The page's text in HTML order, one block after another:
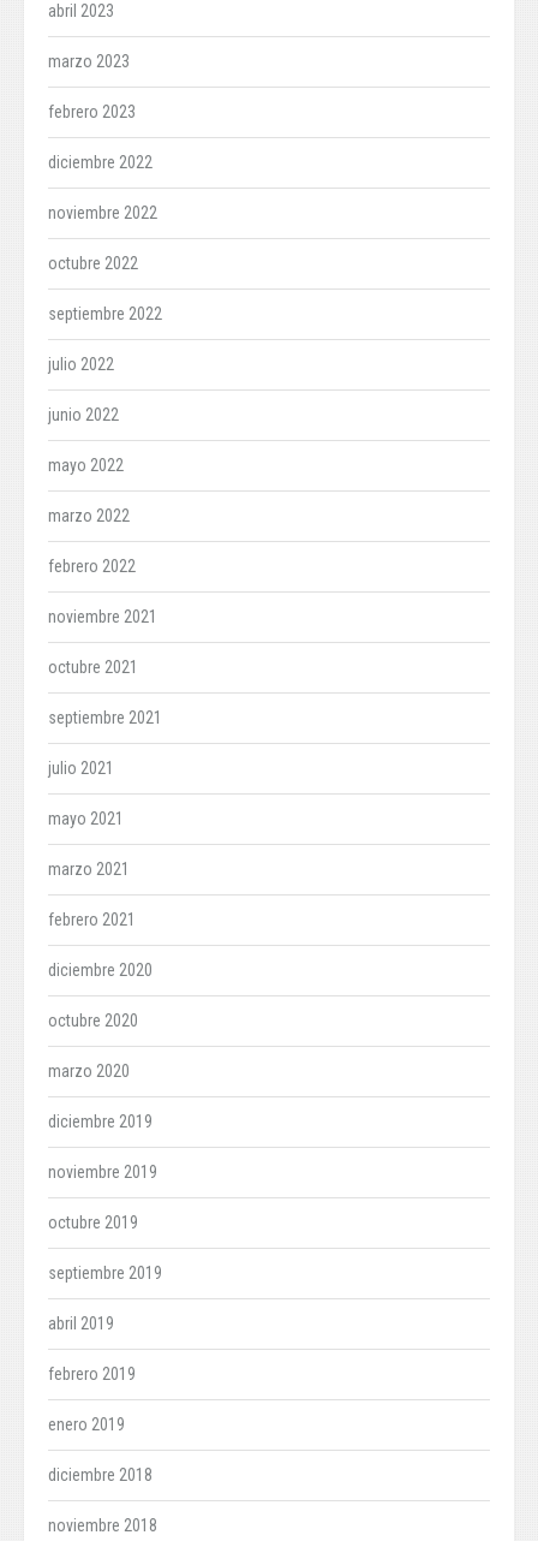
abril 2023
marzo 2023
febrero 2023
diciembre 2022
noviembre 2022
octubre 2022
septiembre 2022
julio 2022
junio 2022
mayo 2022
marzo 2022
febrero 2022
noviembre 2021
octubre 2021
septiembre 2021
julio 2021
mayo 2021
marzo 2021
febrero 2021
diciembre 2020
octubre 2020
marzo 2020
diciembre 2019
noviembre 2019
octubre 2019
septiembre 2019
abril 2019
febrero 2019
enero 2019
diciembre 2018
noviembre 2018